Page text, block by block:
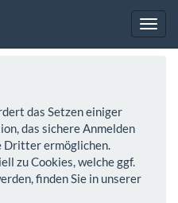
das Setzen einiger
das sichere Anmelden
Dritter ermöglichen.
zu Cookies, welche ggf.
finden Sie in unserer